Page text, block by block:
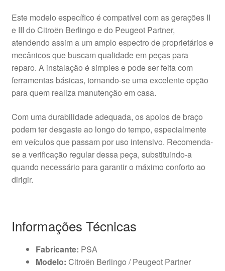
Este modelo específico é compatível com as gerações II
e III do Citroën Berlingo e do Peugeot Partner,
atendendo assim a um amplo espectro de proprietários e
mecânicos que buscam qualidade em peças para
reparo. A instalação é simples e pode ser feita com
ferramentas básicas, tornando-se uma excelente opção
para quem realiza manutenção em casa.
Com uma durabilidade adequada, os apoios de braço
podem ter desgaste ao longo do tempo, especialmente
em veículos que passam por uso intensivo. Recomenda-
se a verificação regular dessa peça, substituindo-a
quando necessário para garantir o máximo conforto ao
dirigir.
Informações Técnicas
Fabricante: PSA
Modelo: Citroën Berlingo / Peugeot Partner